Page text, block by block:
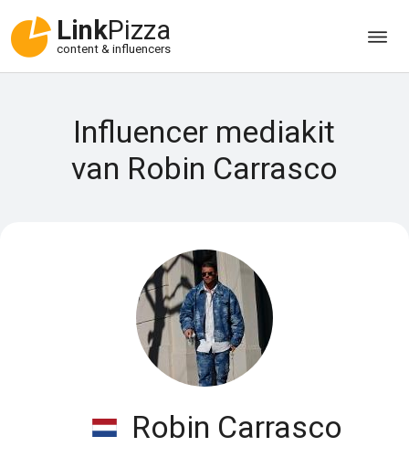
LinkPizza
content & influencers
Influencer mediakit
van Robin Carrasco
Robin Carrasco